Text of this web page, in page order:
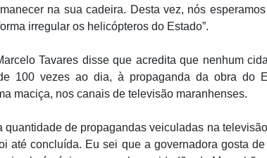
na sua cadeira. Desta vez, nós
irregular os helicópteros do Estado”.
Tavares disse que acredita que nenhum
100 vezes ao dia, à propaganda da obra do
maciça, nos canais de televisão maranhenses.
quantidade de propagandas veiculadas na
até concluída. Eu sei que a governadora gosta